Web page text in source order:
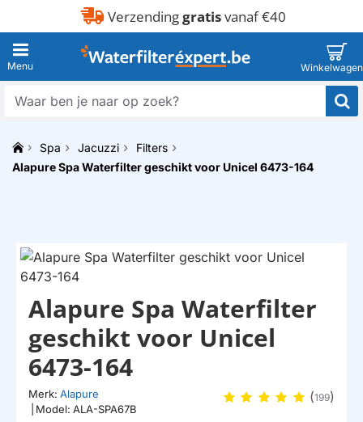
Verzendinggratisvanaf €40
Waar
naar
oph
Spa Jacuzzi
Filters
Alapure Spa Waterfilter geschikt voor Unicel 6473-164
HUISMERK
Alapure Spa Waterfilter
geschikt voor Unicel
6473-164
Merk: Alapure
Model: ALA-SPA67B
(199)